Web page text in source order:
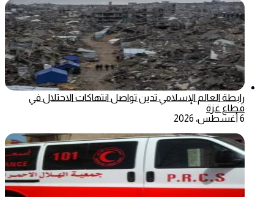
رابطة العالم الإسلامي تدين تواصل انتهاكات الاحتلال في
قطاع غزة
6 أغسطس، 2026